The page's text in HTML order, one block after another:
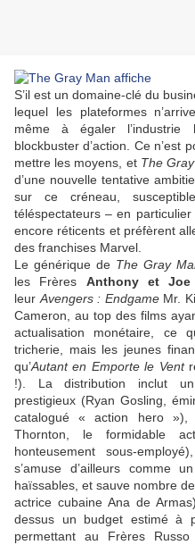
S’il est un domaine-clé du
lequel les plateformes
même à égaler l’industrie
blockbuster d’action. Ce n’est
mettre les moyens, et The
d’une nouvelle tentative
sur ce créneau,
téléspectateurs – en
encore réticents et préfèrent
des franchises Marvel.
Le générique de The Gray
les Frères Anthony et Joe
leur Avengers : EndgameMr.
Cameron , au top des films
actualisation monétaire, ce
tricherie, mais les jeunes
qu’Autant en Emporte le Vent
!). La distribution inclut un
prestigieux (Ryan Gosling ,
catalogué « action hero »),
Thornton , le formidable
honteusement sous-
s’amuse d’ailleurs comme
haïssables, et sauve nombre
actrice cubaineAna de Armas
dessus un budget estimé à
permettant au Frères Russo